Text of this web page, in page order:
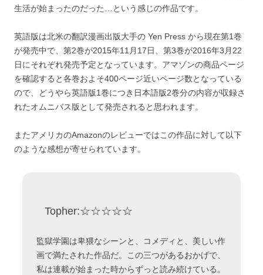
生活が始まったのだった…という感じの作品です。
英語版は北米の翻訳漫画出版大手の Yen Press から現在第1巻
が発売中で、第2巻が2015年11月17日、第3巻が2016年3月22
日にそれぞれ発売予定となっています。アマゾンの商品ページ
を確認すると各巻およそ400ページ近いページ数となっている
ので、どうやら英語版1巻につき日本語版2巻分の内容が収録さ
れたオムニバス版として発売されると思われます。
またアメリカのAmazonのレビューではこの作品に対して以下
のような感想が寄せられています。
Topher:☆☆☆☆☆
監獄学園は卑猥なシーンと、コメディと、美しい作
画で満たされた作品だ。この三つがあるおかげで、
私は連載が始まった時からずっと読み続けている。